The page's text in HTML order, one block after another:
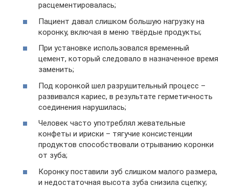
расцементировалась;
Пациент давал слишком большую нагрузку на
коронку, включая в меню твёрдые продукты;
При установке использовался временный
цемент, который следовало в назначенное время
заменить;
Под коронкой шел разрушительный процесс –
развивался кариес, в результате герметичность
соединения нарушилась;
Человек часто употреблял жевательные
конфеты и ириски – тягучие консистенции
продуктов способствовали отрыванию коронки
от зуба;
Коронку поставили зуб слишком малого размера,
и недостаточная высота зуба снизила сцепку;